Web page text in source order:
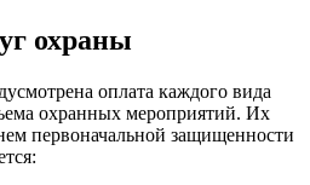
охраны
оплата каждого вида
охранных мероприятий. Их
первоначальной защищенности